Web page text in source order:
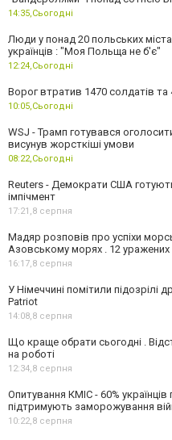
14:35,Сьогодні
Люди у понад 20 польських
українців : "Моя Польща не б'є"
12:24,Сьогодні
Ворог втратив 1470 солдатів
10:05,Сьогодні
WSJ - Трамп готувався
висунув жорсткіші умови
08:22,Сьогодні
Reuters - Демократи США
імпічмент
17:21,8 серпня
Мадяр розповів про успіхи
Азовському морях . 12 уражених
16:17,8 серпня
У Німеччині помітили
Patriot
14:08,8 серпня
Що краще обрати сьогодні .
на роботі
12:34,8 серпня
Опитування КМІС - 60%
підтримують заморожування
10:22,8 серпня